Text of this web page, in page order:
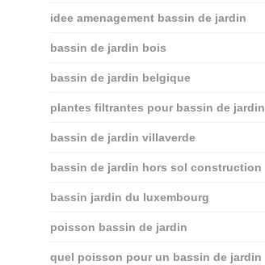
idee amenagement bassin de jardin
bassin de jardin bois
bassin de jardin belgique
plantes filtrantes pour bassin de jardin
bassin de jardin villaverde
bassin de jardin hors sol construction
bassin jardin du luxembourg
poisson bassin de jardin
quel poisson pour un bassin de jardin